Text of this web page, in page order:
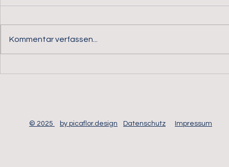
Kommentar verfassen...
© 2025 Datenschutz Impressum
by picaflor.design